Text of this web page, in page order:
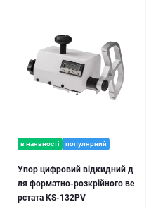
в наявності популярний
Упор цифровий відкидний д
ля форматно-розкрійного ве
рстата KS-132PV